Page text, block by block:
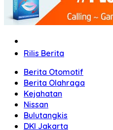
Rilis Berita
Berita Otomotif
Berita Olahraga
Kejahatan
Nissan
Bulutangkis
DKI Jakarta